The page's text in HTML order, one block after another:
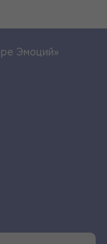
Эмоций»